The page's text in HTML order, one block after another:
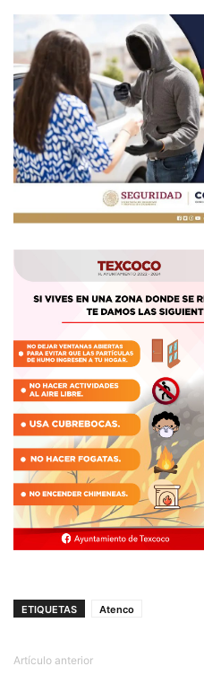
ETIQUETAS Atenco
Artículo anterior